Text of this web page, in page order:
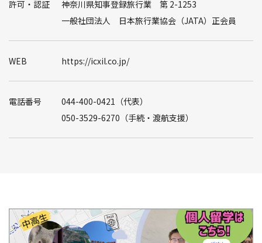
許可・認証
神奈川県知事登録旅行業 第 2-1253
一般社団法人 日本旅行業協会（JATA）正会員
WEB https://icxil.co.jp/
電話番号
044-400-0421（代表）
050-3529-6270（手続・渡航支援）